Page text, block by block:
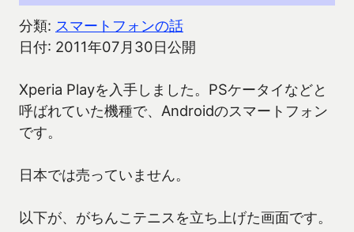
分類: スマートフォンの話
日付: 2011年07月30日公開
Xperia Playを入手しました。PSケータイなどと
呼ばれていた機種で、Androidのスマートフォン
です。
日本では売っていません。
以下が、がちんこテニスを立ち上げた画面です。